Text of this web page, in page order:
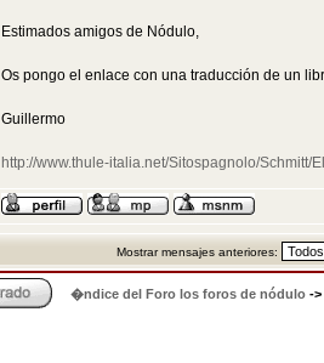
Estimados amigos de Nódulo,
Os pongo el enlace con una traducción de un
Guillermo
http://www.thule-italia.net/Sitospagnolo/Schmitt/
Mostrar mensajes anteriores:
�ndice del Foro los foros de nódulo ->